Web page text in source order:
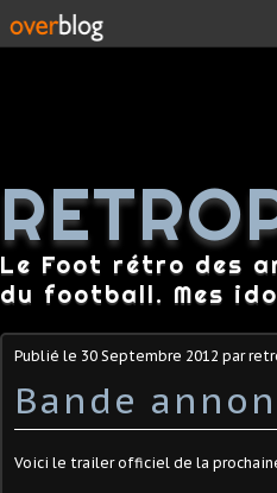
Le Foot rétro des
du football. Mes
Publié le 30 Septembre 2012 par
Bande
Voici le trailer officiel de la